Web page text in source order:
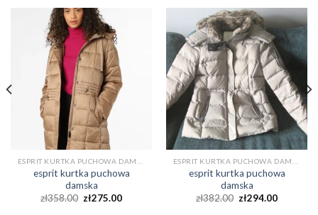
esprit kurtka puchowa
damska
zł358.00 zł275.00
esprit kurtka puchowa
damska
zł382.00 zł294.00